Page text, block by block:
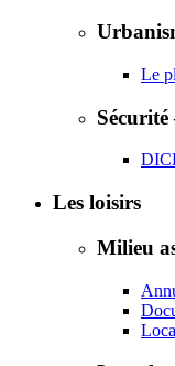
Le
Les loisirs
Milieu